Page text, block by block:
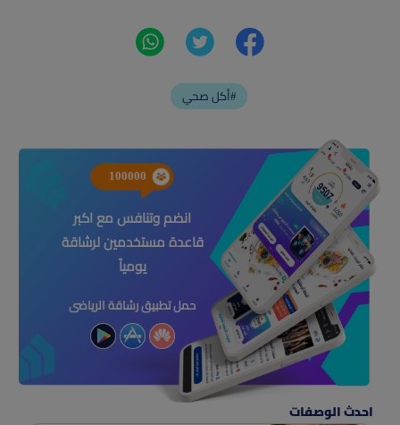
أكل صحي#
100000
انضم وتنافس مع اكبر
قاعدة مستخدمين لرشاقة
يومياً
حمل تطبيق رشاقة الرياضى
احدث الوصفات